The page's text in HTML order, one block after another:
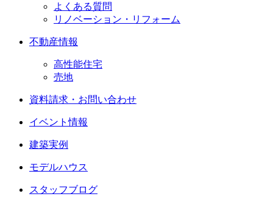
よくある質問
リノベーション・リフォーム
不動産情報
高性能住宅
売地
資料請求・お問い合わせ
イベント情報
建築実例
モデルハウス
スタッフブログ